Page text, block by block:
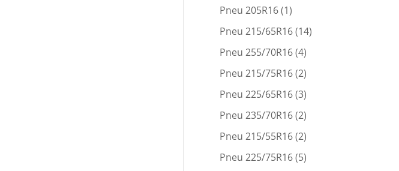
Pneu 205R16(1)
Pneu 215/65R16(14)
Pneu 255/70R16(4)
Pneu 215/75R16(2)
Pneu 225/65R16(3)
Pneu 235/70R16(2)
Pneu 215/55R16(2)
Pneu 225/75R16(5)